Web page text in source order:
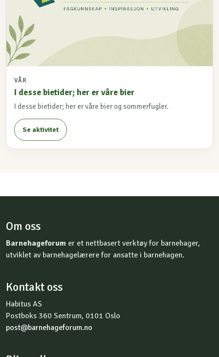
VÅR
I desse bietider; her er våre bier
I desse bietider; her er våre bier og sommerfugler.
Se aktivitet
Om oss
Barnehageforum er et nettbasert verktøy for barnehager,
utviklet av barnehagelærere for ansatte i barnehagen.
Kontakt oss
Habitus AS
Postboks 360 Sentrum, 0101 Oslo
post@barnehageforum.no